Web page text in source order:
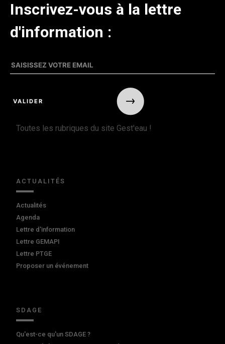
Inscrivez-vous à la lettre
d'information :
Toutes les rubriques du site Gest'eau !
ACTUALITÉS
Actualités
Agenda
Lettre d'information
Lettre GEMAPI
Lettre PTGE
Proposer un événement
SDAGE
Qu'est-ce qu'un SDAGE ?